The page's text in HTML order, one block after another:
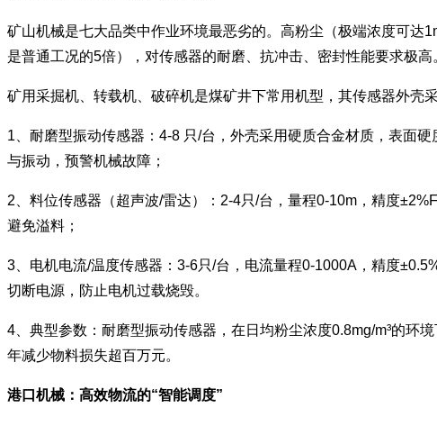
矿山机械是七大品类中作业环境最恶劣的。高粉尘（极端浓度可达
是普通工况的5倍），对传感器的耐磨、抗冲击、密封性能要求极高
矿用采掘机、转载机、破碎机是煤矿井下常用机型，其传感器外壳
1、耐磨型振动传感器：4-8 只/台，外壳采用硬质合金材质，表面
与振动，预警机械故障；
2、料位传感器（超声波/雷达）：2-4只/台，量程0-10m，精度
避免溢料；
3、电机电流/温度传感器：3-6只/台，电流量程0-1000A，精度
切断电源，防止电机过载烧毁。
4、典型参数：耐磨型振动传感器，在日均粉尘浓度0.8mg/m³的环
年减少物料损失超百万元。
港口机械：高效物流的“智能调度”